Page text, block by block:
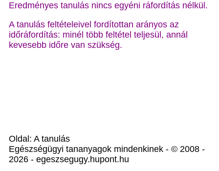
Eredményes tanulás nincs egyéni ráfordítás nélkül.
A tanulás feltételeivel fordítottan arányos az
időráfordítás: minél több feltétel teljesül, annál
kevesebb időre van szükség.
Oldal: A tanulás
Egészségügyi tananyagok mindenkinek - © 2008 -
2026 - egeszsegugy.hupont.hu